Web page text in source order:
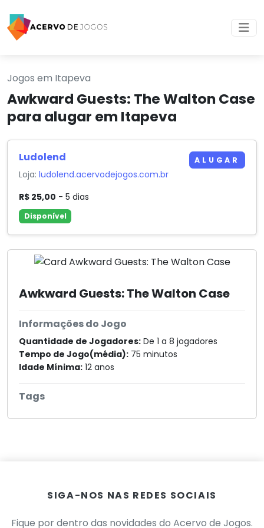
Jogos em Itapeva
Awkward Guests: The Walton Case
para alugar em Itapeva
Awkward Guests: The Walton Case
Informações do Jogo
Quantidade de Jogadores: De 1 a 8 jogadores
Tempo de Jogo(média): 75 minutos
Idade Mínima: 12 anos
Tags
Ludolend
Loja:ludolend.acervodejogos.com.br
R$ 25,00 - 5 dias
Disponível
ALUGAR
SIGA-NOS NAS REDES SOCIAIS
Fique por dentro das novidades do Acervo de Jogos.